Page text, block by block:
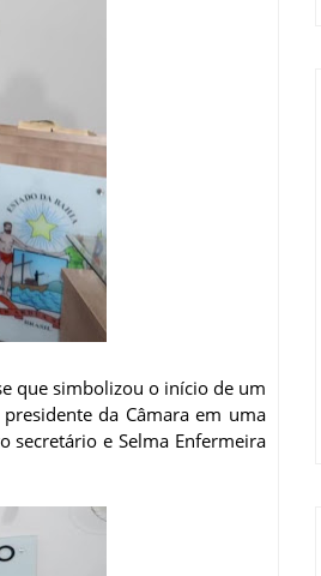
que simbolizou o início de um
da Câmara em uma
secretário e Selma Enfermeira